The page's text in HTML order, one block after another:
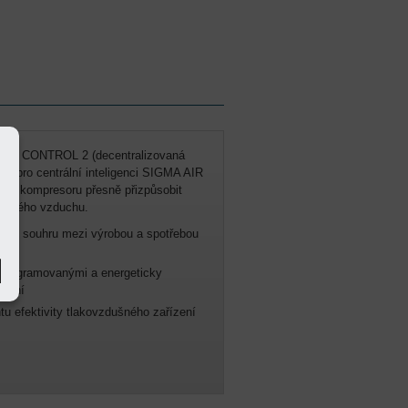
CONTROL 2 (decentralizovaná
pro centrální inteligenci SIGMA AIR
kompresoru přesně přizpůsobit
vzduchu.
souhru mezi výrobou a spotřebou
a energeticky
efektivity tlakovzdušného zařízení